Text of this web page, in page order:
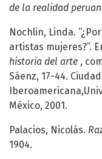
de la realidad
Nochlin, Linda.
artistas mujeres?”.
historia del arte ,
Sáenz, 17-44.
México, 2001.
Palacios, Nicolás.
1904.